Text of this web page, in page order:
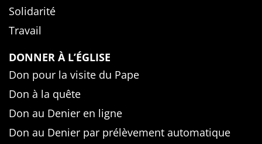
Solidarité
Travail
DONNER À L’ÉGLISE
Don pour la visite du Pape
Don à la quête
Don au Denier en ligne
Don au Denier par prélèvement automatique